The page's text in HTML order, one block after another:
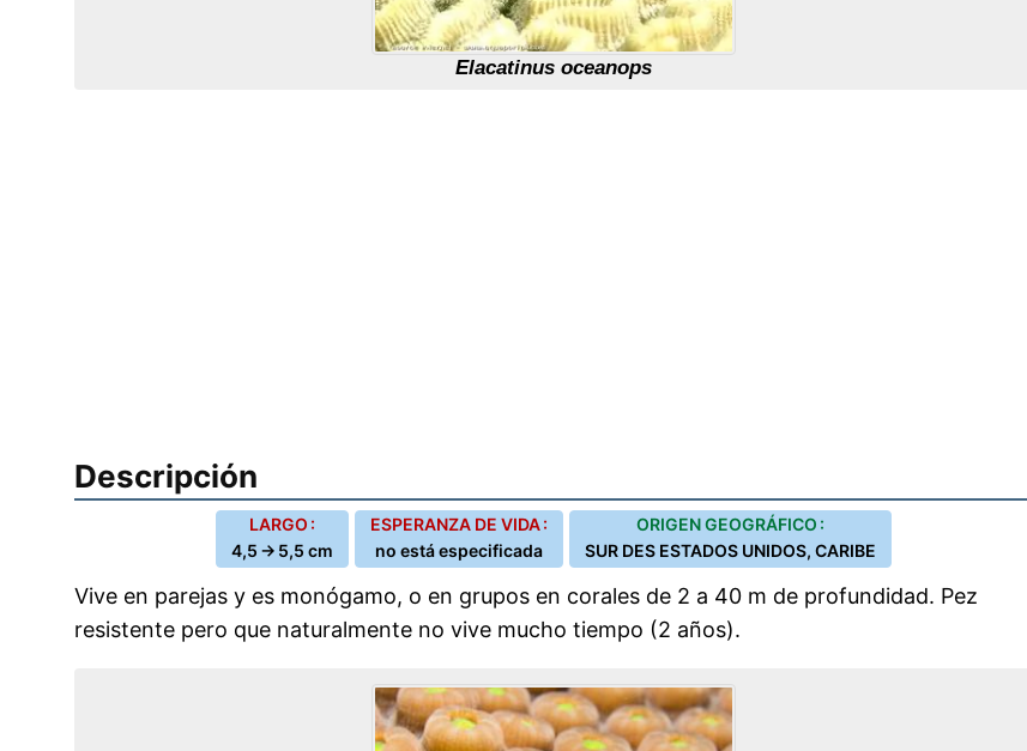
Elacatinus oceanops
Descripción
LARGO :
4,5 → 5,5 cm
ESPERANZA DE VIDA :
no está especificada
ORIGEN GEOGRÁFICO :
SUR DES ESTADOS UNIDOS, CARIBE
Vive en parejas y es monógamo, o en grupos en corales de 2 a 40 m de profundidad. Pez
resistente pero que naturalmente no vive mucho tiempo (2 años).